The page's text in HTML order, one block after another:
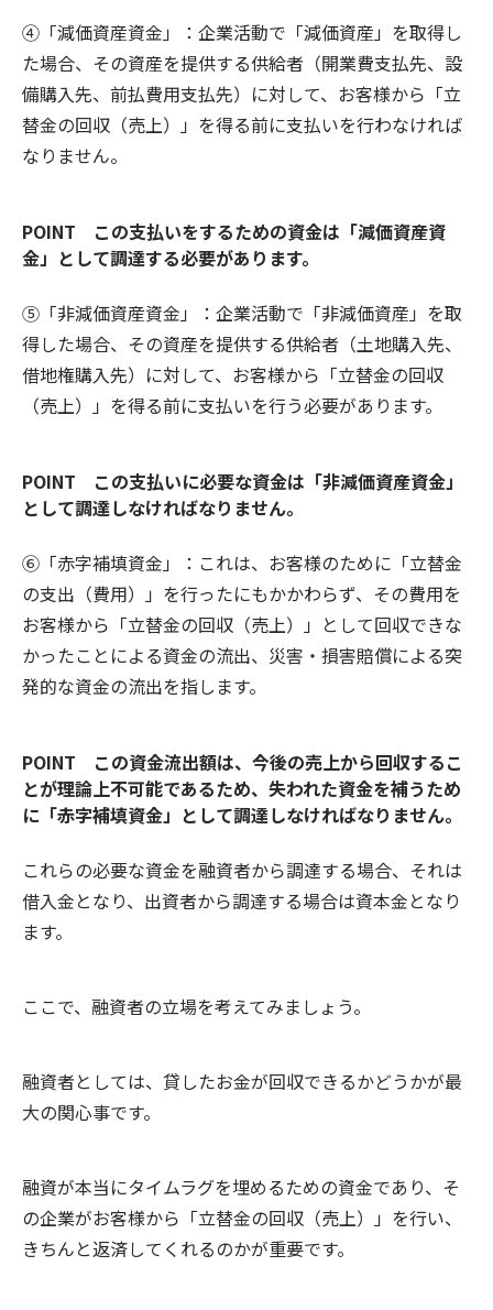
④「減価資産資金」：企業活動で「減価資産」を取得し
た場合、その資産を提供する供給者（開業費支払先、設
備購入先、前払費用支払先）に対して、お客様から「立
替金の回収（売上）」を得る前に支払いを行わなければ
なりません。
POINT この支払いをするための資金は「減価資産資
金」として調達する必要があります。
⑤「非減価資産資金」：企業活動で「非減価資産」を取
得した場合、その資産を提供する供給者（土地購入先、
借地権購入先）に対して、お客様から「立替金の回収
（売上）」を得る前に支払いを行う必要があります。
POINT この支払いに必要な資金は「非減価資産資金」
として調達しなければなりません。
⑥「赤字補填資金」：これは、お客様のために「立替金
の支出（費用）」を行ったにもかかわらず、その費用を
お客様から「立替金の回収（売上）」として回収できな
かったことによる資金の流出、災害・損害賠償による突
発的な資金の流出を指します。
POINT この資金流出額は、今後の売上から回収するこ
とが理論上不可能であるため、失われた資金を補うため
に「赤字補填資金」として調達しなければなりません。
これらの必要な資金を融資者から調達する場合、それは
借入金となり、出資者から調達する場合は資本金となり
ます。
ここで、融資者の立場を考えてみましょう。
融資者としては、貸したお金が回収できるかどうかが最
大の関心事です。
融資が本当にタイムラグを埋めるための資金であり、そ
の企業がお客様から「立替金の回収（売上）」を行い、
きちんと返済してくれるのかが重要です。